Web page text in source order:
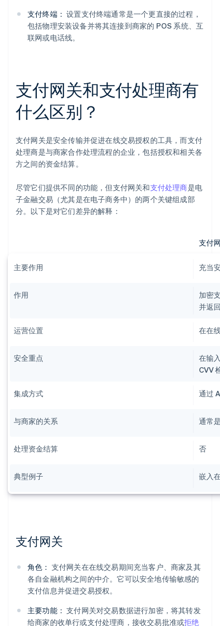
支付终端： 设置支付终端通常是一个更直接的过程，
包括物理安装设备并将其连接到商家的 POS 系统、互
联网或电话线。
支付网关和支付处理商有
什么区别？
支付网关是安全传输并促进在线交易授权的工具，而支付
处理商是与商家合作处理流程的企业，包括授权和相关各
方之间的资金结算。
尽管它们提供不同的功能，但支付网关和支付处理商是电
子金融交易（尤其是在电子商务中）的两个关键组成部
分。以下是对它们差异的解释：
支付
主要作用 充当
作用
加密
并返
运营位置 在在
安全重点
在输
CVV
集成方式 通过
与商家的关系 通常
处理资金结算 否
典型例子 嵌入
支付网关
角色： 支付网关在在线交易期间充当客户、商家及其
各自金融机构之间的中介。它可以安全地传输敏感的
支付信息并促进交易授权。
主要功能： 支付网关对交易数据进行加密，将其转发
给商家的收单行或支付处理商，接收交易批准或拒绝